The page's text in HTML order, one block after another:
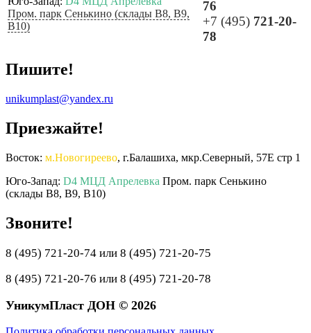
Пром. парк Сенькино (склады B8, B9,
B10)
76
+7 (495) 721-20-
78
Пишите!
unikumplast@yandex.ru
Приезжайте!
Восток: м.Новогиреево, г.Балашиха, мкр.Северный, 57Е стр 1
Юго-Запад: D4 МЦД Апрелевка Пром. парк Сенькино
(склады B8, B9, B10)
Звоните!
8 (495) 721-20-74 или 8 (495) 721-20-75
8 (495) 721-20-76 или 8 (495) 721-20-78
УникумПласт ДОН © 2026